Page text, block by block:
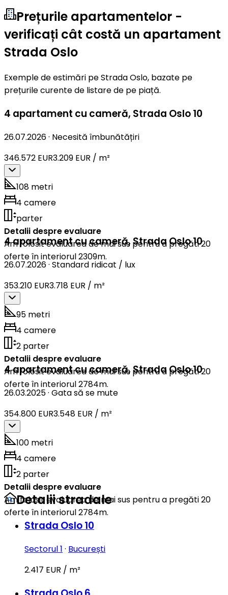
Prețurile apartamentelor -
verificați cât costă un apartament
Strada Oslo
Exemple de estimări pe Strada Oslo, bazate pe
prețurile curente de listare de pe piață.
4 apartament cu cameră, Strada Oslo 10
26.07.2026· Necesită îmbunătățiri
346.572 EUR3.209 EUR / m²
108 metri
4 camere
parter
Detalii despre evaluare
Am folosit evaluarea de mai sus pentru a pregăti 20
oferte în interiorul 2309m.
4 apartament cu cameră,Strada Oslo 10
26.07.2026· Standard ridicat / lux
353.210 EUR3.718 EUR / m²
95 metri
4 camere
2 parter
Detalii despre evaluare
Am folosit evaluarea de mai sus pentru a pregăti 20
oferte în interiorul 2784m.
4 apartament cu cameră,Strada Oslo 10
26.03.2025· Gata să se mute
354.800 EUR3.548 EUR / m²
100 metri
4 camere
2 parter
Detalii despre evaluare
Am folosit evaluarea de mai sus pentru a pregăti 20
oferte în interiorul 2784m.
Detalii stradale
Strada Oslo 10
Sectorul 1 · București
2.417 EUR / m²